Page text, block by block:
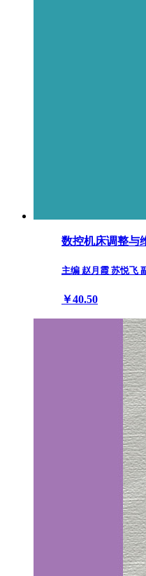
数控机床调整与
主编 赵月霞 苏悦飞
￥40.50